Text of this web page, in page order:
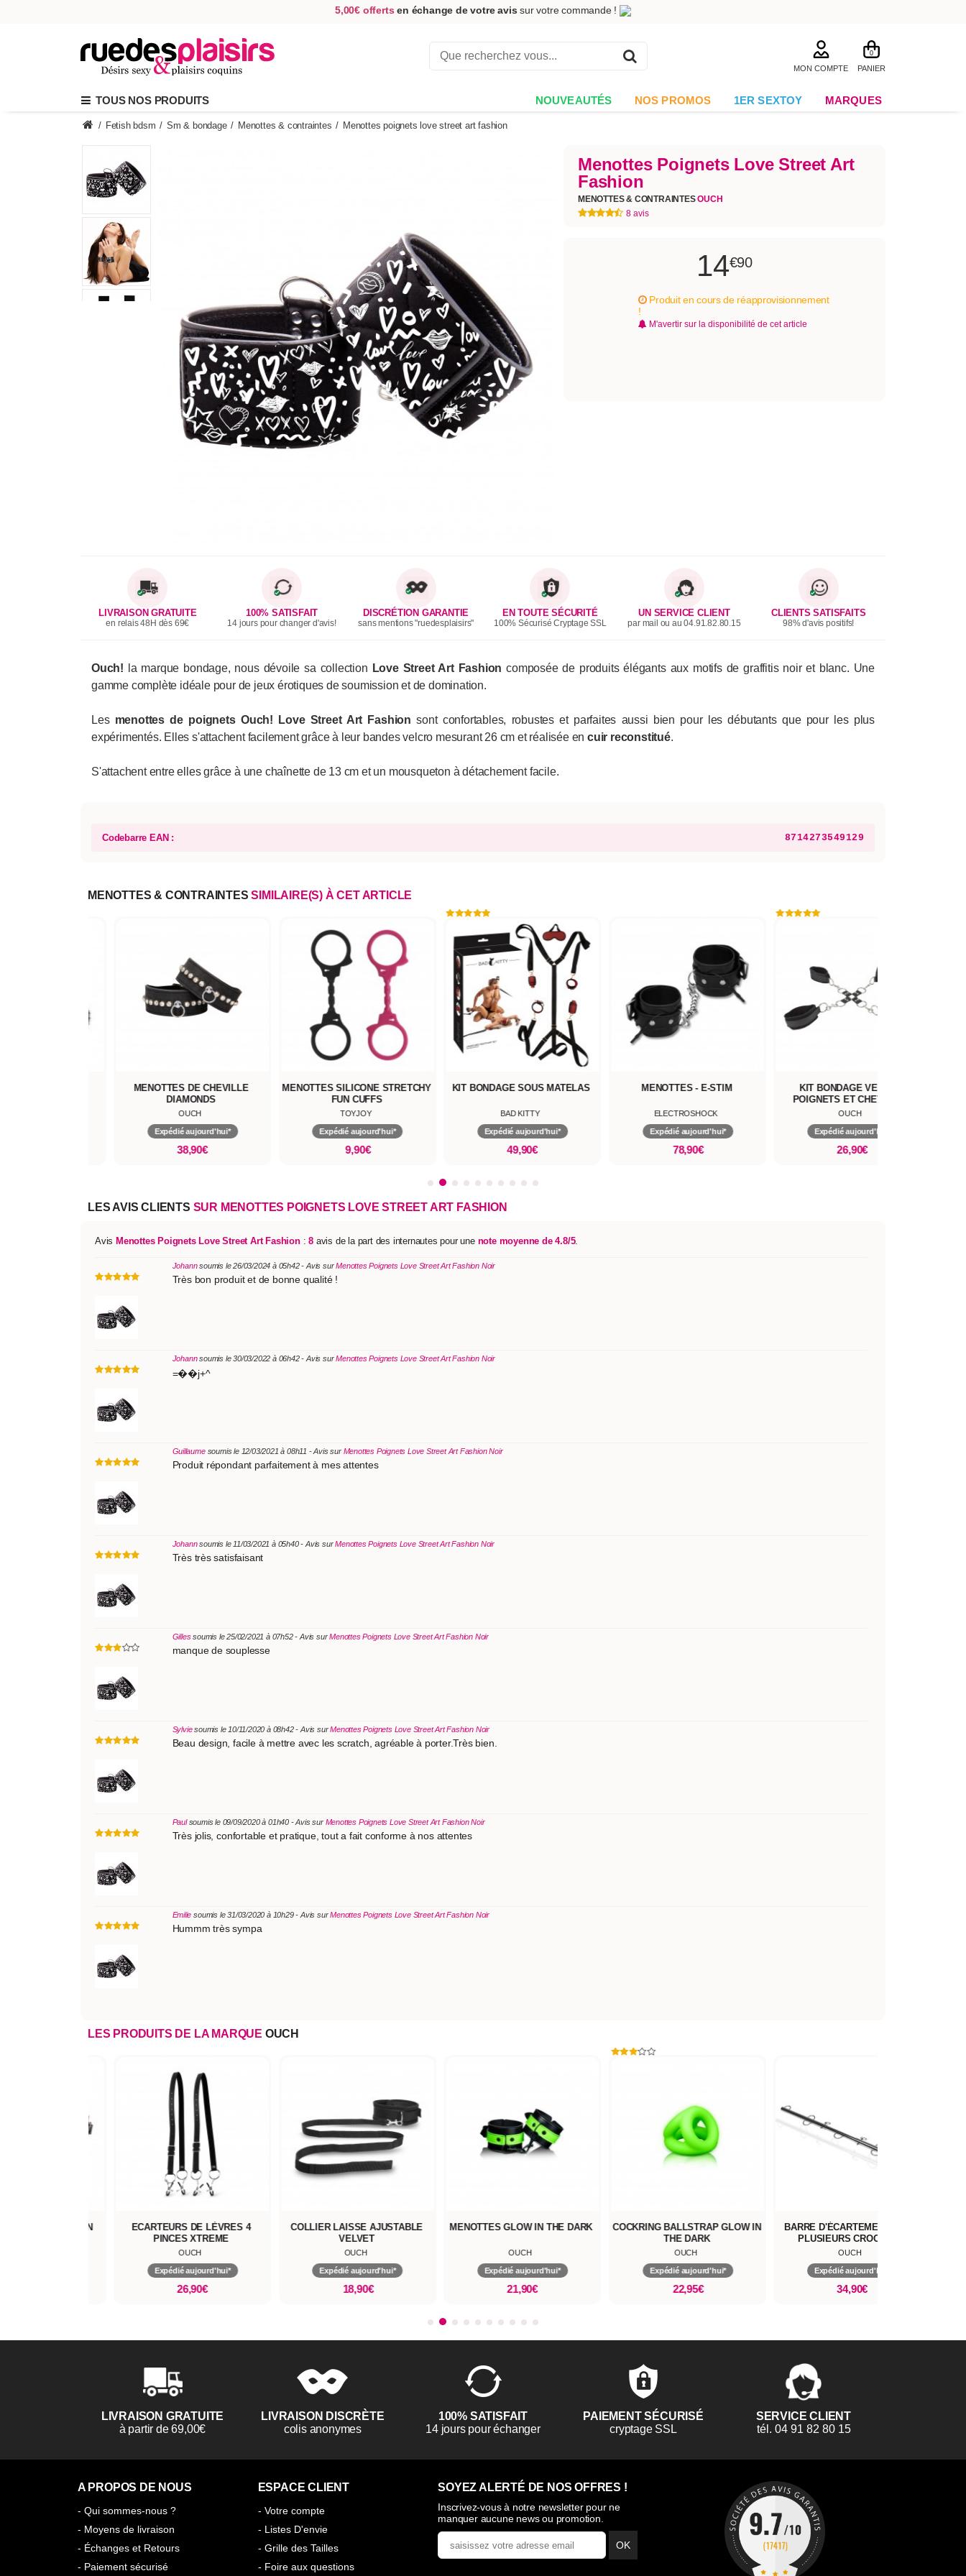
5,00€ offerts en échange de votre avis sur votre commande !
MON COMPTE
0
PANIER
TOUS NOS PRODUITS NOUVEAUTÉS NOS PROMOS 1ER SEXTOY MARQUES
/ Fetish bdsm / Sm & bondage / Menottes & contraintes / Menottes poignets love street art fashion
Menottes Poignets Love Street Art
Fashion
MENOTTES & CONTRAINTESOUCH
8 avis
14€90
Produit en cours de réapprovisionnement
!
M'avertir sur la disponibilité de cet article
LIVRAISON GRATUITE
en relais 48H dès 69€
100% SATISFAIT
14 jours pour changer d'avis!
DISCRÉTION GARANTIE
sans mentions "ruedesplaisirs"
EN TOUTE SÉCURITÉ
100% Sécurisé Cryptage SSL
UN SERVICE CLIENT
par mail ou au 04.91.82.80.15
CLIENTS SATISFAITS
98% d'avis positifs!
Ouch! la marque bondage, nous dévoile sa collection Love Street Art Fashioncomposée de produits élégants aux motifs de graffitis noir et blanc. Une
gamme complète idéale pour de jeux érotiques de soumission et de domination.
Les menottes de poignets Ouch! Love Street Art Fashionsont confortables, robustes et parfaites aussi bien pour les débutants que pour les plus
expérimentés. Elles s'attachent facilement grâce à leur bandes velcro mesurant 26 cm et réalisée en cuir reconstitué.
S'attachent entre elles grâce à une chaînette de 13 cm et un mousqueton à détachement facile.
Codebarre EAN : 8714273549129
MENOTTES & CONTRAINTES SIMILAIRE(S) À CET ARTICLE
MENOTTES DE CHEVILLE
DIAMONDS
OUCH
Expédié aujourd'hui*
38,90€
MENOTTES SILICONE STRETCHY
FUN CUFFS
TOYJOY
Expédié aujourd'hui*
9,90€
KIT BONDAGE SOUS MATELAS
BAD KITTY
Expédié aujourd'hui*
49,90€
MENOTTES - E-STIM
ELECTROSHOCK
Expédié aujourd'hui*
78,90€
KIT BONDAGE VELCRO
POIGNETS ET CHEVILLES
OUCH
Expédié aujourd'hui*
26,90€
LES AVIS CLIENTS SUR MENOTTES POIGNETS LOVE STREET ART FASHION
Avis Menottes Poignets Love Street Art Fashion:8 avis de la part des internautes pour une note moyenne de 4.8/5.
Johannsoumis le 26/03/2024 à 05h42 - Avis surMenottes Poignets Love Street Art Fashion Noir
Très bon produit et de bonne qualité !
Johannsoumis le 30/03/2022 à 06h42 - Avis surMenottes Poignets Love Street Art Fashion Noir
=��j+^
Guillaumesoumis le 12/03/2021 à 08h11 - Avis sur Menottes Poignets Love Street Art Fashion Noir
Produit répondant parfaitement à mes attentes
Johannsoumis le 11/03/2021 à 05h40 - Avis surMenottes Poignets Love Street Art Fashion Noir
Très très satisfaisant
Gillessoumis le 25/02/2021 à 07h52 - Avis surMenottes Poignets Love Street Art Fashion Noir
manque de souplesse
Sylviesoumis le 10/11/2020 à 08h42 - Avis surMenottes Poignets Love Street Art Fashion Noir
Beau design, facile à mettre avec les scratch, agréable à porter.Très bien.
Paulsoumis le 09/09/2020 à 01h40 - Avis sur Menottes Poignets Love Street Art Fashion Noir
Très jolis, confortable et pratique, tout a fait conforme à nos attentes
Emilie soumis le 31/03/2020 à 10h29 - Avis surMenottes Poignets Love Street Art Fashion Noir
Hummm très sympa
LES PRODUITS DE LA MARQUE OUCH
MILAN
ECARTEURS DE LÈVRES 4
PINCES XTREME
OUCH
Expédié aujourd'hui*
26,90€
COLLIER LAISSE AJUSTABLE
VELVET
OUCH
Expédié aujourd'hui*
18,90€
MENOTTES GLOW IN THE DARK
OUCH
Expédié aujourd'hui*
21,90€
COCKRING BALLSTRAP GLOW IN
THE DARK
OUCH
Expédié aujourd'hui*
22,95€
BARRE D'ÉCARTEMENT AVEC
PLUSIEURS CROCHETS
OUCH
Expédié aujourd'hui*
34,90€
LIVRAISON GRATUITE
à partir de 69,00€
LIVRAISON DISCRÈTE
colis anonymes
100% SATISFAIT
14 jours pour échanger
PAIEMENT SÉCURISÉ
cryptage SSL
SERVICE CLIENT
tél. 04 91 82 80 15
A PROPOS DE NOUS
- Qui sommes-nous ?
- Moyens de livraison
- Échanges et Retours
- Paiement sécurisé
ESPACE CLIENT
- Votre compte
- Listes D'envie
- Grille des Tailles
- Foire aux questions
SOYEZ ALERTÉ DE NOS OFFRES !
Inscrivez-vous à notre newsletter pour ne
manquer aucune news ou promotion.
OK